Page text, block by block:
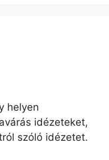
helyen
idézeteket,
szóló idézetet.